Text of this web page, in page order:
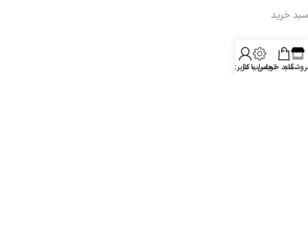
سبد خرید
تماس با ما:
سبد خریدتماس با ما
حساب کاربری من